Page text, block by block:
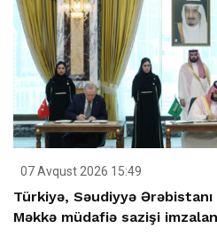
07 Avqust 2026 15:49
Türkiyə, Səudiyyə Ərəbistanı
Məkkə müdafiə sazişi